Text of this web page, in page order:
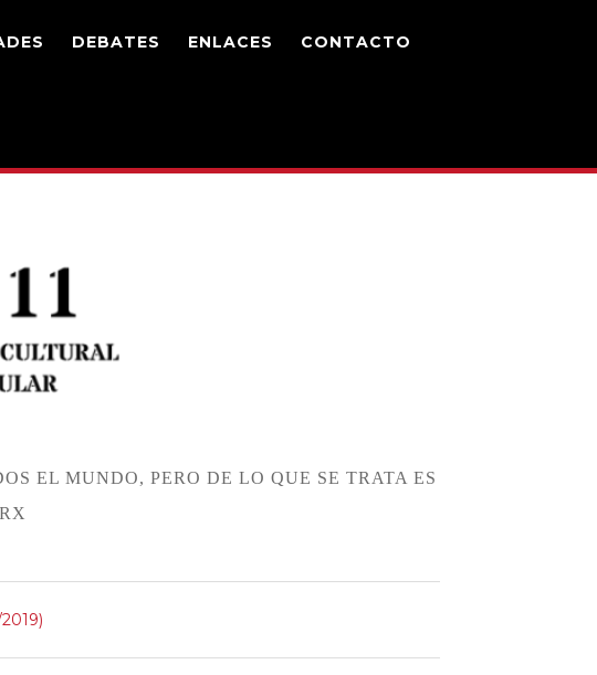
DEBATES ENLACES CONTACTO
EL MUNDO, PERO DE LO QUE SE TRATA ES